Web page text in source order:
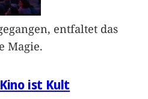
entfaltet das
Magie.
ist Kult